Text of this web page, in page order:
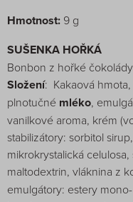
Hmotnost: 9 g
SUŠENKA HOŘKÁ
Bonbon z hořké
Složení: Kakaová
plnotučné mléko,
vanilkové aroma, krém
stabilizátory: sorbitol
mikrokrystalická
maltodextrin, vláknina z
emulgátory: estery